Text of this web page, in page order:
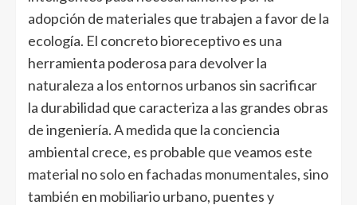
adopción de materiales que trabajen a favor de la
ecología. El concreto bioreceptivo es una
herramienta poderosa para devolver la
naturaleza a los entornos urbanos sin sacrificar
la durabilidad que caracteriza a las grandes obras
de ingeniería. A medida que la conciencia
ambiental crece, es probable que veamos este
material no solo en fachadas monumentales, sino
también en mobiliario urbano, puentes y